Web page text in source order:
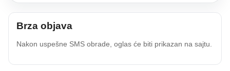
Brza objava
Nakon uspešne SMS obrade, oglas će biti prikazan na sajtu.